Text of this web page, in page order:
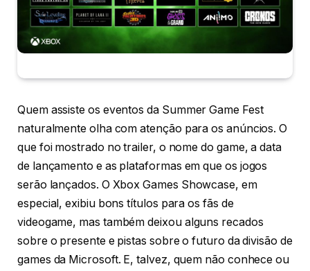
Quem assiste os eventos da Summer Game Fest
naturalmente olha com atenção para os anúncios. O
que foi mostrado no trailer, o nome do game, a data
de lançamento e as plataformas em que os jogos
serão lançados. O Xbox Games Showcase, em
especial, exibiu bons títulos para os fãs de
videogame, mas também deixou alguns recados
sobre o presente e pistas sobre o futuro da divisão de
games da Microsoft. E, talvez, quem não conhece ou